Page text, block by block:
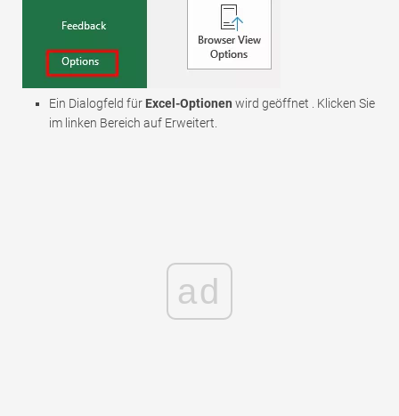
Ein Dialogfeld für Excel-Optionen wird geöffnet . Klicken Sie
im linken Bereich auf Erweitert.
ad